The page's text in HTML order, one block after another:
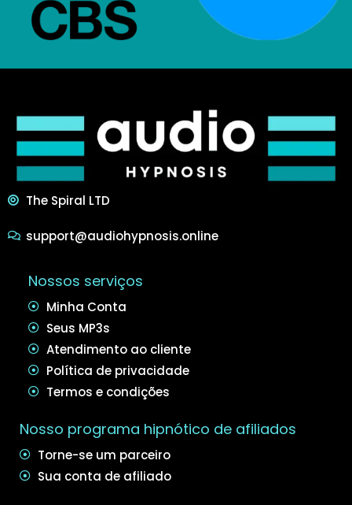
The Spiral LTD
support@audiohypnosis.online
Nossos serviços
Minha Conta
Seus MP3s
Atendimento ao cliente
Política de privacidade
Termos e condições
Nosso programa hipnótico de afiliados
Torne-se um parceiro
Sua conta de afiliado